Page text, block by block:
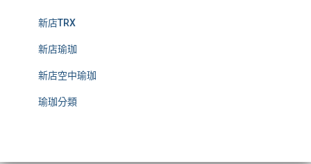
新店TRX
新店瑜珈
新店空中瑜珈
瑜珈分類